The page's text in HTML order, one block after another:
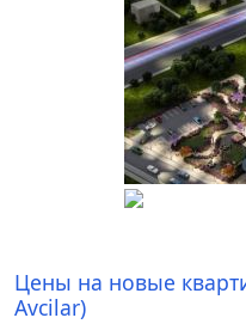
Цены на новые
Avcilar)